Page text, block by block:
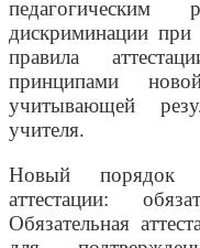
педагогическим
дискриминации при
правила
принципами
учитывающей
учителя.
Новый порядок
аттестации:
Обязательная